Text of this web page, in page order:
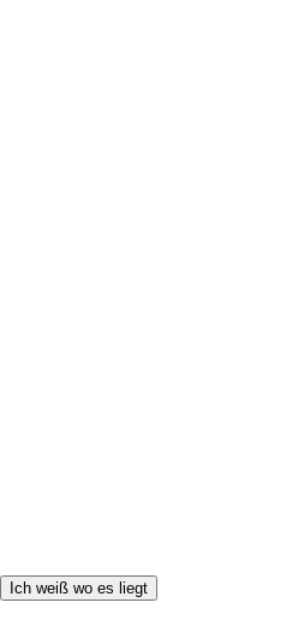
Ich weiß wo es liegt